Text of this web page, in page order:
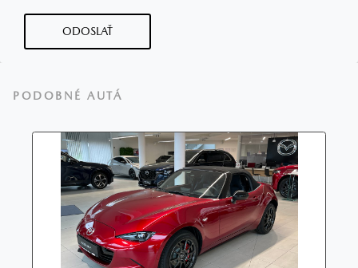
ODOSLAŤ
PODOBNÉ AUTÁ